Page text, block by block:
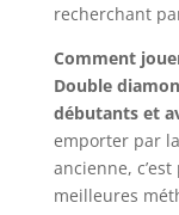
recherchant
Comment
Double
débutants et
emporter par
ancienne,
meilleures